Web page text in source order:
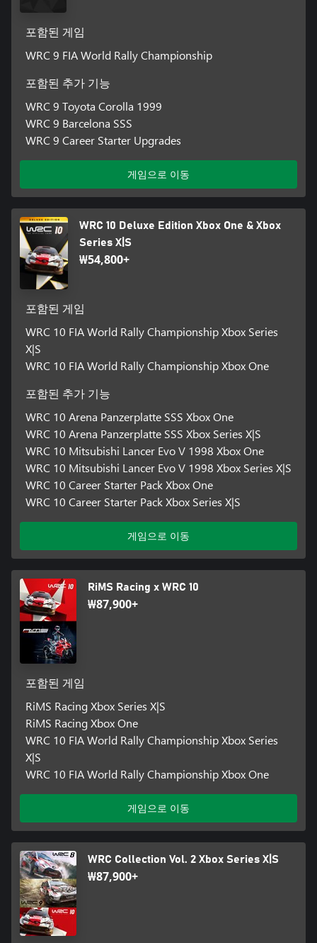
포함된 게임
WRC 9 FIA World Rally Championship
포함된 추가 기능
WRC 9 Toyota Corolla 1999
WRC 9 Barcelona SSS
WRC 9 Career Starter Upgrades
게임으로 이동
WRC 10 Deluxe Edition Xbox One & Xbox
Series X|S
₩54,800+
포함된 게임
WRC 10 FIA World Rally Championship Xbox Series
X|S
WRC 10 FIA World Rally Championship Xbox One
포함된 추가 기능
WRC 10 Arena Panzerplatte SSS Xbox One
WRC 10 Arena Panzerplatte SSS Xbox Series X|S
WRC 10 Mitsubishi Lancer Evo V 1998 Xbox One
WRC 10 Mitsubishi Lancer Evo V 1998 Xbox Series X|S
WRC 10 Career Starter Pack Xbox One
WRC 10 Career Starter Pack Xbox Series X|S
게임으로 이동
RiMS Racing x WRC 10
₩87,900+
포함된 게임
RiMS Racing Xbox Series X|S
RiMS Racing Xbox One
WRC 10 FIA World Rally Championship Xbox Series
X|S
WRC 10 FIA World Rally Championship Xbox One
게임으로 이동
WRC Collection Vol. 2 Xbox Series X|S
₩87,900+